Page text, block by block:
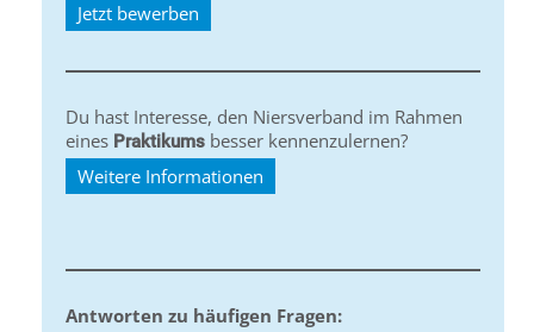
Jetzt bewerben
Du hast Interesse, den Niersverband im Rahmen
eines Praktikums besser kennenzulernen?
Weitere Informationen
Antworten zu häufigen Fragen: